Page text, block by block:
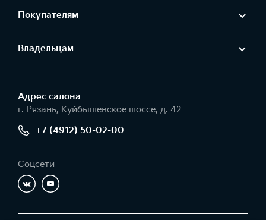
Покупателям
Владельцам
Адрес салонa
г. Рязань, Куйбышевское шоссе, д. 42
+7 (4912) 50-02-00
Соцсети